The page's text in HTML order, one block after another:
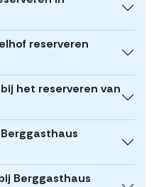
reserveren
het reserveren van
Berggasthaus